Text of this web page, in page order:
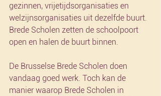
gezinnen, vrijetijdsorganisaties en
welzijnsorganisaties uit dezelfde buurt.
Brede Scholen zetten de schoolpoort
open en halen de buurt binnen.
De Brusselse Brede Scholen doen
vandaag goed werk. Toch kan de
manier waarop Brede Scholen in